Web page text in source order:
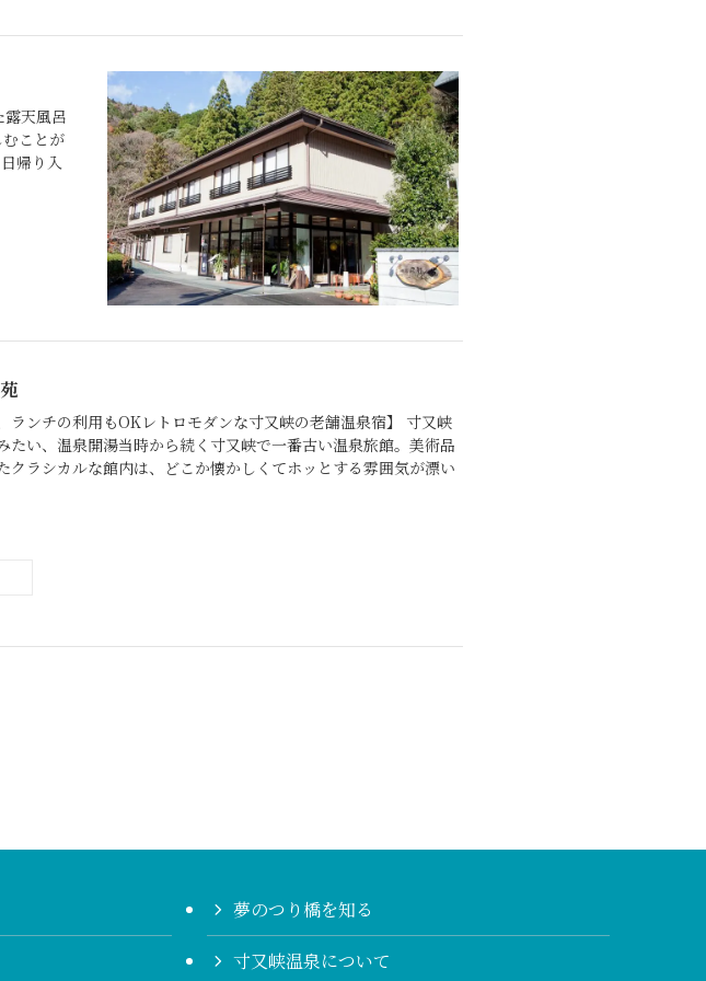
露天風呂
ことが
帰り入
ランチの利用もOKレトロモダンな寸又峡の老舗温泉宿】 寸又峡
たい、温泉開湯当時から続く寸又峡で一番古い温泉旅館。美術品
クラシカルな館内は、どこか懐かしくてホッとする雰囲気が漂い
夢のつり橋を知る
寸又峡温泉について